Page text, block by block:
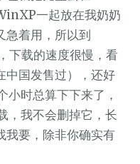
一起放在我奶奶
急着用，所以到
下载的速度很慢，看
中国发售过），还好
时总算下下来了，
，我不会删掉它，长
我要，除非你确实有